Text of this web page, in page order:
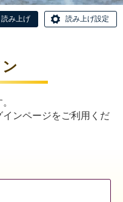
読み上げ 読み上げ設定
ンページをご利用くだ